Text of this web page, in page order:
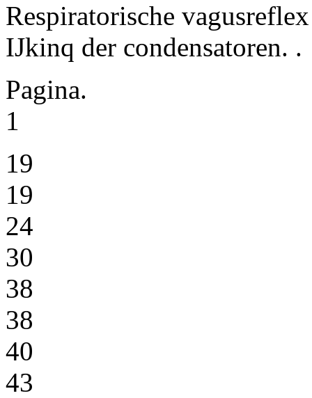
Respiratorische vagusreflex
IJkinq der condensatoren. .
Pagina.
1
19
19
24
30
38
38
40
43